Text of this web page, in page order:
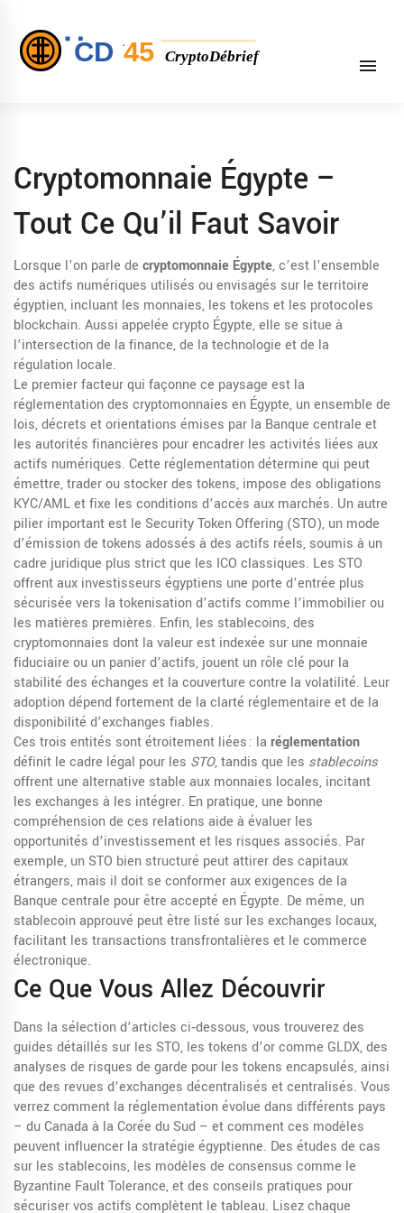
Cryptomonnaie Égypte –
Tout Ce Qu’il Faut Savoir
Lorsque l’on parle de cryptomonnaie Égypte,c’est l’ensemble
des actifs numériques utilisés ou envisagés sur le territoire
égyptien, incluant les monnaies, les tokens et les protocoles
blockchain. Aussi appelée crypto Égypte, elle se situe à
l’intersection de la finance, de la technologie et de la
régulation locale.
Le premier facteur qui façonne ce paysage est la
réglementation des cryptomonnaies en Égypte, un ensemble de
lois, décrets et orientations émises par la Banque centrale et
les autorités financières pour encadrer les activités liées aux
actifs numériques. Cette réglementation détermine qui peut
émettre, trader ou stocker des tokens, impose des obligations
KYC/AML et fixe les conditions d’accès aux marchés. Un autre
pilier important est le Security Token Offering (STO), un mode
d’émission de tokens adossés à des actifs réels, soumis à un
cadre juridique plus strict que les ICO classiques. Les STO
offrent aux investisseurs égyptiens une porte d’entrée plus
sécurisée vers la tokenisation d’actifs comme l’immobilier ou
les matières premières. Enfin, les stablecoins,des
cryptomonnaies dont la valeur est indexée sur une monnaie
fiduciaire ou un panier d’actifs, jouent un rôle clé pour la
stabilité des échanges et la couverture contre la volatilité. Leur
adoption dépend fortement de la clarté réglementaire et de la
disponibilité d’exchanges fiables.
Ces trois entités sont étroitement liées : la réglementation
définit le cadre légal pour les STO, tandis que les stablecoins
offrent une alternative stable aux monnaies locales, incitant
les exchanges à les intégrer. En pratique, une bonne
compréhension de ces relations aide à évaluer les
opportunités d’investissement et les risques associés. Par
exemple, un STO bien structuré peut attirer des capitaux
étrangers, mais il doit se conformer aux exigences de la
Banque centrale pour être accepté en Égypte. De même, un
stablecoin approuvé peut être listé sur les exchanges locaux,
facilitant les transactions transfrontalières et le commerce
électronique.
Ce Que Vous Allez Découvrir
Dans la sélection d’articles ci‑dessous, vous trouverez des
guides détaillés sur les STO, les tokens d’or comme GLDX, des
analyses de risques de garde pour les tokens encapsulés, ainsi
que des revues d’exchanges décentralisés et centralisés. Vous
verrez comment la réglementation évolue dans différents pays
– du Canada à la Corée du Sud – et comment ces modèles
peuvent influencer la stratégie égyptienne. Des études de cas
sur les stablecoins, les modèles de consensus comme le
Byzantine Fault Tolerance, et des conseils pratiques pour
sécuriser vos actifs complètent le tableau. Lisez chaque